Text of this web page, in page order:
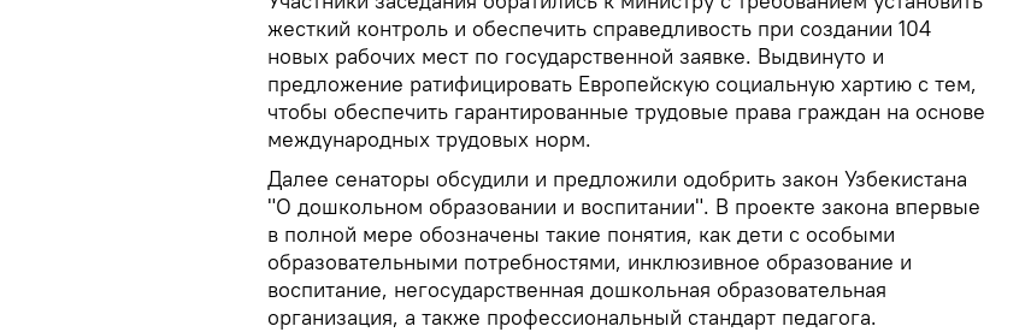
жесткий контроль и обеспечить справедливость при создании 104
новых рабочих мест по государственной заявке. Выдвинуто и
предложение ратифицировать Европейскую социальную хартию с тем,
чтобы обеспечить гарантированные трудовые права граждан на основе
международных трудовых норм.
Далее сенаторы обсудили и предложили одобрить закон Узбекистана
"О дошкольном образовании и воспитании". В проекте закона впервые
в полной мере обозначены такие понятия, как дети с особыми
образовательными потребностями, инклюзивное образование и
воспитание, негосударственная дошкольная образовательная
организация, а также профессиональный стандарт педагога.